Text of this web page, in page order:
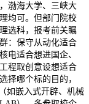
渤海大学、三峡大
均可。但部门院校
选科，报考前关瞩
：保守从动化适合
电适合想进国企、
程取创意设想适合
择哪个标的目的，
如嵌入式开辟、机械